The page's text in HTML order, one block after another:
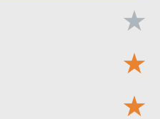
★
★
★